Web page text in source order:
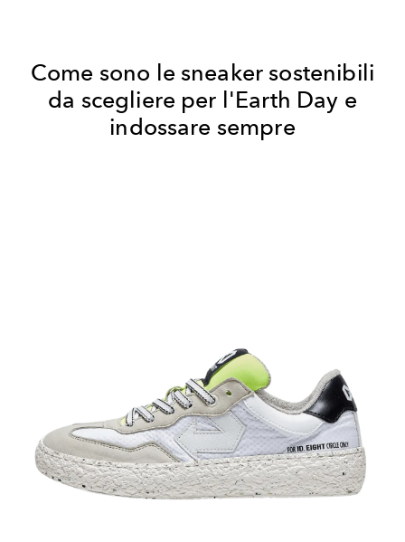
Come sono le sneaker sostenibili
da scegliere per l'Earth Day e
indossare sempre